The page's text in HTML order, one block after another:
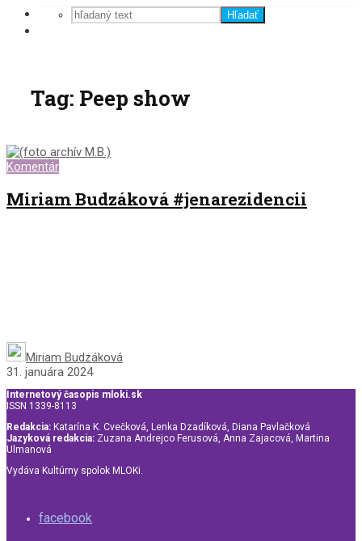
Hľadať
Tag: Peep show
Komentár
Miriam Budzáková #jenarezidencii
Miriam Budzáková
31. januára 2024
Internetový časopis mloki.sk
ISSN 1339-8113
Redakcia: Katarína K. Cvečková, Lenka Dzadíková, Diana Pavlačková
Jazyková redakcia: Zuzana Andrejco Ferusová, Anna Zajacová, Martina
Ulmanová
Vydáva Kultúrny spolok MLOKi.
facebook